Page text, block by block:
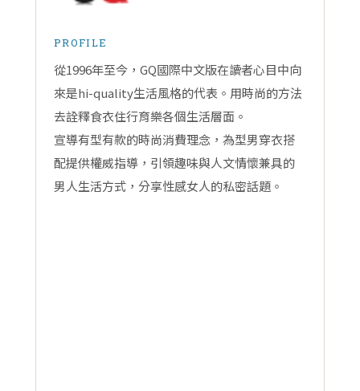
PROFILE
從1996年至今，GQ國際中文版在讀者心目中向
來是hi-quality生活風格的代表。用時尚的方法
去詮釋食衣住行育樂各個生活層面。
宣導有型有款的時尚消費理念，為型男穿衣搭
配提供權威指導，引領趣味與人文情懷兼具的
男人生活方式，分享性感女人的私密話題。